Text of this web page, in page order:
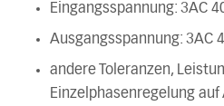
Eingangsspannung: 3AC
Ausgangsspannung: 3AC
andere Toleranzen,
Einzelphasenregelung auf